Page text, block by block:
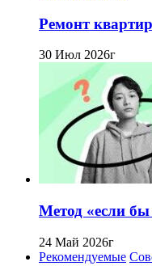
Ремонт
30 Июл 2026г
Метод «если
24 Май 2026г
Рекомендуемые